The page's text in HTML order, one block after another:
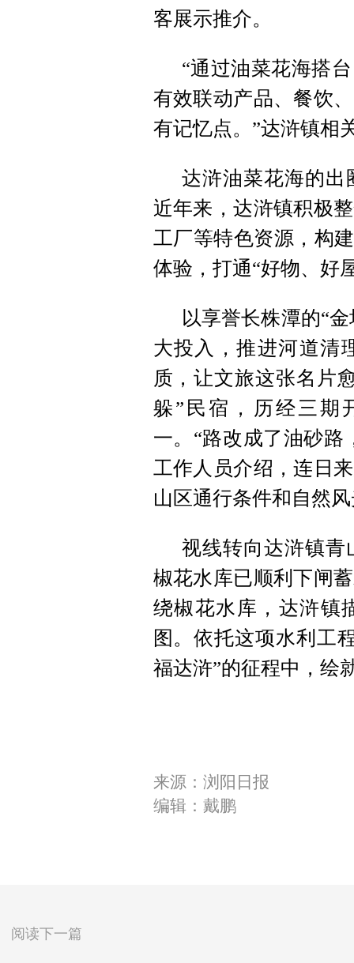
客展示推介。
“通过油菜花海搭
有效联动产品、餐饮
有记忆点。”达浒镇相
达浒油菜花海的出
近年来，达浒镇积极
工厂等特色资源，构
体验，打通“好物、好
以享誉长株潭的“
大投入，推进河道清
质，让文旅这张名片
躲”民宿，历经三期
一。“路改成了油砂路
工作人员介绍，连日
山区通行条件和自然
视线转向达浒镇青
椒花水库已顺利下闸
绕椒花水库，达浒镇
图。依托这项水利工
福达浒”的征程中，绘
来源：浏阳日报
编辑：戴鹏
阅读下一篇